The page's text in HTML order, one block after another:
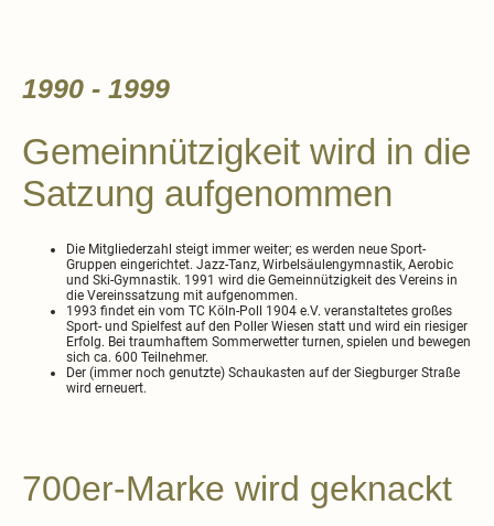
1990 - 1999
Gemeinnützigkeit wird in die
Satzung aufgenommen
Die Mitgliederzahl steigt immer weiter; es werden neue Sport-
Gruppen eingerichtet. Jazz-Tanz, Wirbelsäulengymnastik, Aerobic
und Ski-Gymnastik. 1991 wird die Gemeinnützigkeit des Vereins in
die Vereinssatzung mit aufgenommen.
1993 findet ein vom TC Köln-Poll 1904 e.V. veranstaltetes großes
Sport- und Spielfest auf den Poller Wiesen statt und wird ein riesiger
Erfolg. Bei traumhaftem Sommerwetter turnen, spielen und bewegen
sich ca. 600 Teilnehmer.
Der (immer noch genutzte) Schaukasten auf der Siegburger Straße
wird erneuert.
700er-Marke wird geknackt